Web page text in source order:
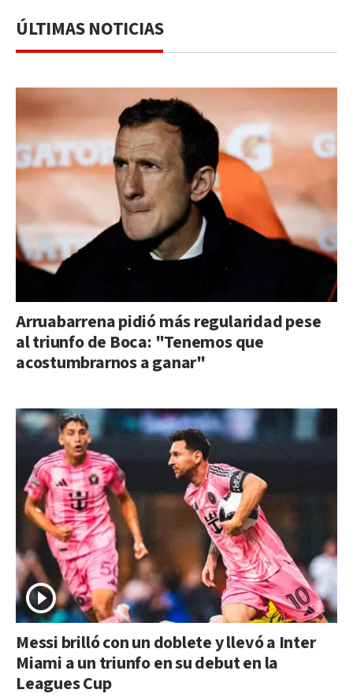
ÚLTIMAS NOTICIAS
Arruabarrena pidió más regularidad pese
al triunfo de Boca: "Tenemos que
acostumbrarnos a ganar"
Messi brilló con un doblete y llevó a Inter
Miami a un triunfo en su debut en la
Leagues Cup